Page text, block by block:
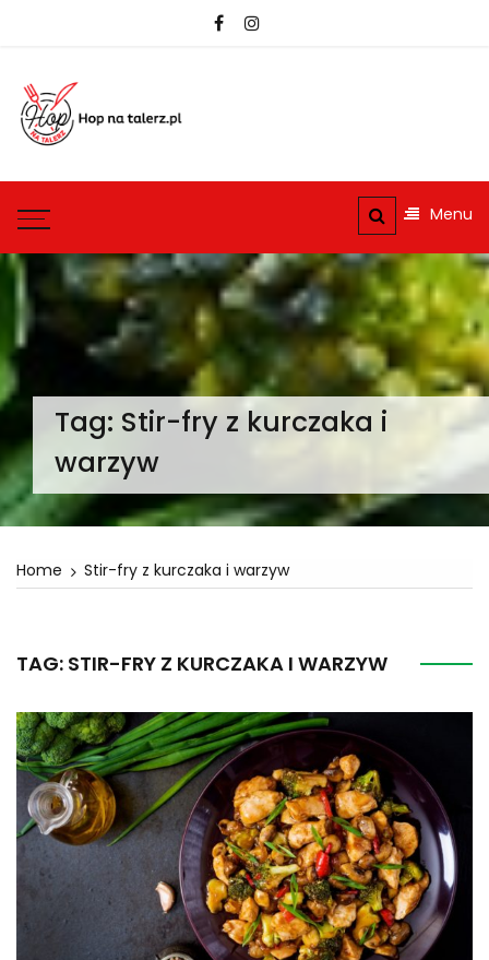
każdą okazję
Menu
Tag: Stir-fry z kurczaka i
warzyw
Home Stir-fry z kurczaka i warzyw
TAG: STIR-FRY Z KURCZAKA I WARZYW